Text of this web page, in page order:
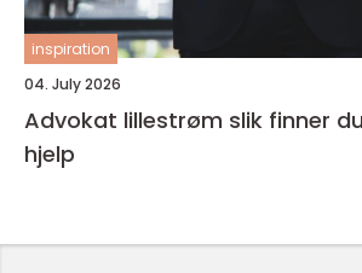
inspiration
04. July 2026
Advokat lillestrøm slik finner du riktig juridisk
hjelp